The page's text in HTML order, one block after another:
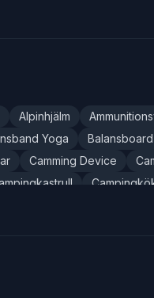
Alpinhjälm
Yoga Balansboard
Camming Device